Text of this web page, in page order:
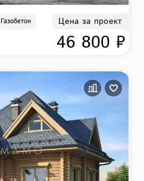
Газобетон Цена за проект
46 800 ₽